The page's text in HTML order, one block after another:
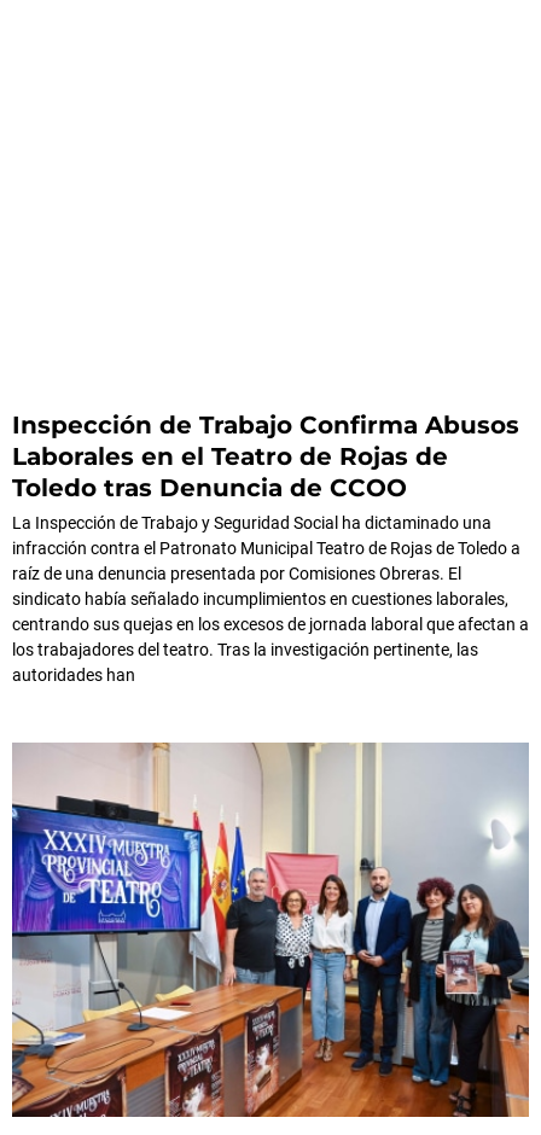
Inspección de Trabajo Confirma Abusos
Laborales en el Teatro de Rojas de
Toledo tras Denuncia de CCOO
La Inspección de Trabajo y Seguridad Social ha dictaminado una
infracción contra el Patronato Municipal Teatro de Rojas de Toledo a
raíz de una denuncia presentada por Comisiones Obreras. El
sindicato había señalado incumplimientos en cuestiones laborales,
centrando sus quejas en los excesos de jornada laboral que afectan a
los trabajadores del teatro. Tras la investigación pertinente, las
autoridades han